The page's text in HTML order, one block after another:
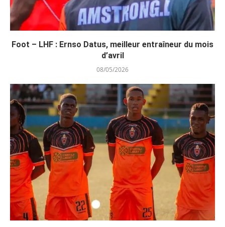
Foot – LHF : Ernso Datus, meilleur entraîneur du mois
d’avril
08/05/2026